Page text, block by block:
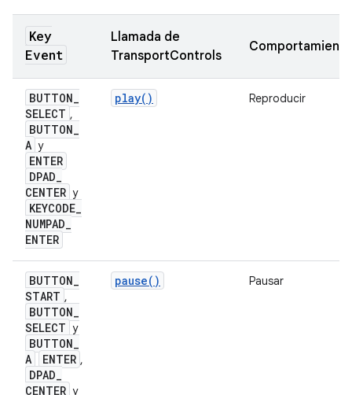
Key
Event
Llamada de
TransportControls
Comportamiento
BUTTON_
SELECT ,
BUTTON_
A y
ENTER
DPAD_
CENTER y
KEYCODE_
NUMPAD_
ENTER
play() Reproducir
BUTTON_
START ,
BUTTON_
SELECT y
BUTTON_
A
ENTER ,
DPAD_
CENTER y
pause() Pausar